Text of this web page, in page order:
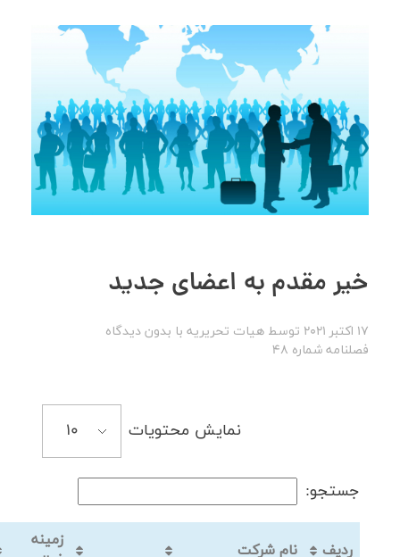
خیر مقدم به اعضای جدید
17 اکتبر 2021 توسط هیات تحریریه با بدون دیدگاه
فصلنامه شماره 48
نمایش محتویات
جستجو:
ردیف نام شرکت
زمینه